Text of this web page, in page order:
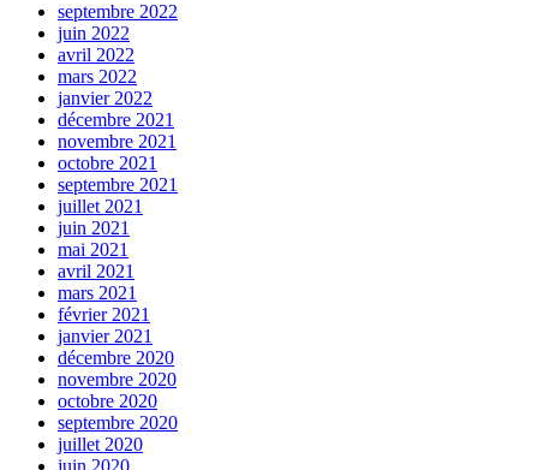
septembre 2022
juin 2022
avril 2022
mars 2022
janvier 2022
décembre 2021
novembre 2021
octobre 2021
septembre 2021
juillet 2021
juin 2021
mai 2021
avril 2021
mars 2021
février 2021
janvier 2021
décembre 2020
novembre 2020
octobre 2020
septembre 2020
juillet 2020